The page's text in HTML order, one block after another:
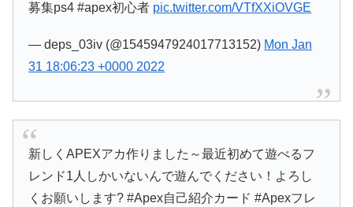
募集ps4 #apex初心者 pic.twitter.com/VTfXXiOVGE
— deps_03iv (@1545947924017713152) Mon Jan
31 18:06:23 +0000 2022
新しくAPEXアカ作りました～最近初めて遊べるフ
レンド1人しかいないんで遊んでください！よろし
くお願いします? #Apex自己紹介カード #Apexフレ